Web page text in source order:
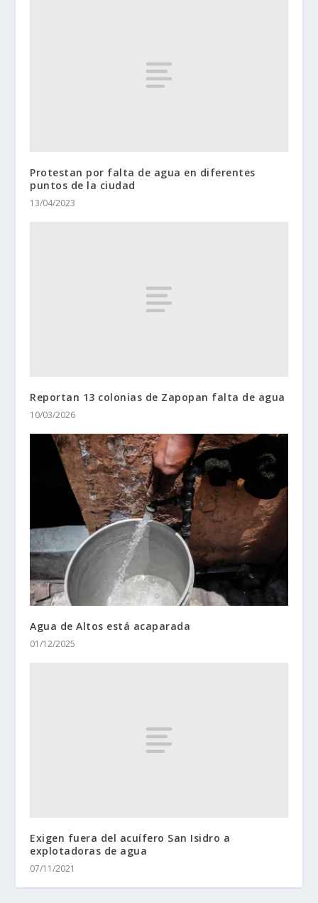
Protestan por falta de agua en diferentes
puntos de la ciudad
13/04/2023
Reportan 13 colonias de Zapopan falta de agua
10/03/2026
Agua de Altos está acaparada
01/12/2025
Exigen fuera del acuífero San Isidro a
explotadoras de agua
07/11/2021